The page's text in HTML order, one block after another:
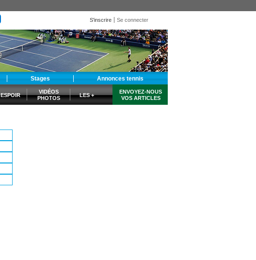
S'inscrire Se connecter
Stages Annonces tennis
ESPOIR
VIDÉOS
PHOTOS
LES +
ENVOYEZ-NOUS
VOS ARTICLES